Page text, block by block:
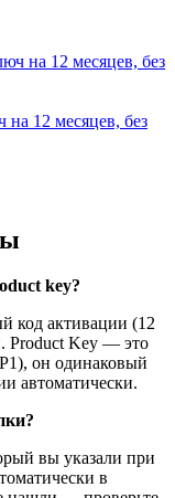
12 месяцев, без
key?
код активации (12
Product Key — это
он одинаковый
автоматически.
вы указали при
в